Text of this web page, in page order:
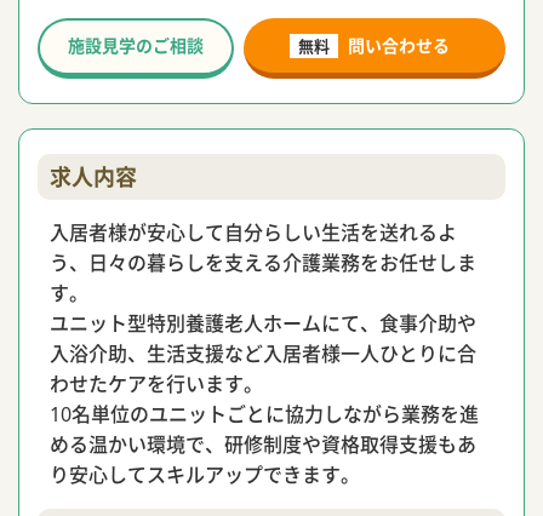
無料 問い合わせる
施設見学のご相談
求人内容
入居者様が安心して自分らしい生活を送れるよ
う、日々の暮らしを支える介護業務をお任せしま
す。
ユニット型特別養護老人ホームにて、食事介助や
入浴介助、生活支援など入居者様一人ひとりに合
わせたケアを行います。
10名単位のユニットごとに協力しながら業務を進
める温かい環境で、研修制度や資格取得支援もあ
り安心してスキルアップできます。